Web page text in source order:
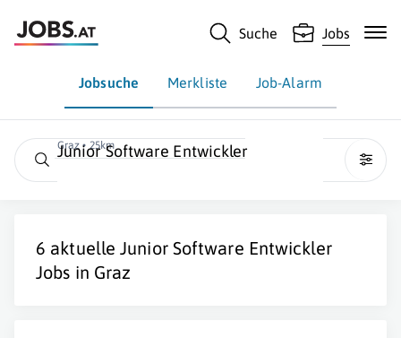
Suche Jobs
Jobsuche Merkliste Job-Alarm
Graz • 25km
Junior Software Entwickler
6 aktuelleJunior Software Entwickler
Jobs in Graz